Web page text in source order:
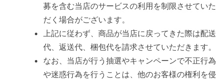
募を含む当店のサービスの利用を制限させていた
だく場合がございます。
上記に従わず、商品が当店に戻ってきた際は配送
代、返送代、梱包代を請求させていただきます。
なお、当店が行う抽選やキャンペーンで不正行為
や迷惑行為を行うことは、他のお客様の権利を侵